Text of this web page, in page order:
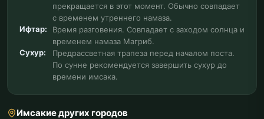
прекращается в этот момент. Обычно совпадает
с временем утреннего намаза.
Ифтар:
Время разговения. Совпадает с заходом солнца и
временем намаза Магриб.
Сухур:
Предрассветная трапеза перед началом поста.
По сунне рекомендуется завершить сухур до
времени имсака.
Имсакие других городов